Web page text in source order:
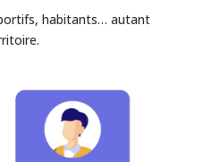
habitants… autant